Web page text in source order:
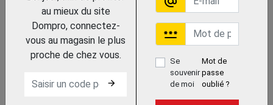
Trouvez le chez votre
au mieux du site
Dompro, connectez-
vous au magasin le plus
proche de chez vous.
arrow_forward
password
Se
souvenir
de moi
Mot de
passe
oublié ?